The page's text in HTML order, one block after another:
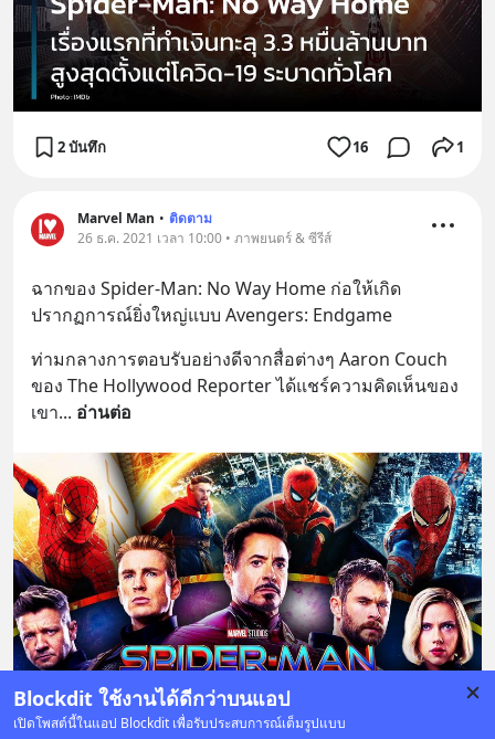
Blockdit ใช้งานได้ดีกว่าบนแอป
เปิดโพสต์นี้ในแอป Blockdit เพื่อรับประสบการณ์เต็มรูปแบบ
2 บันทึก 16 1
Marvel Man • ติดตาม
26 ธ.ค. 2021 เวลา 10:00 • ภาพยนตร์ & ซีรีส์
ฉากของ Spider-Man: No Way Home ก่อให้เกิด
ปรากฏการณ์ยิ่งใหญ่แบบ Avengers: Endgame
ท่ามกลางการตอบรับอย่างดีจากสื่อต่างๆ Aaron Couch
ของ The Hollywood Reporter ได้แชร์ความคิดเห็นของ
เขา... อ่านต่อ